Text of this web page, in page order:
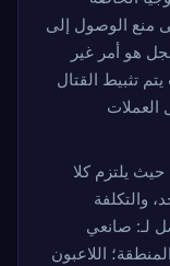
منع الوصول إلى
هو أمر غير
تثبيط القتال
حيث يلتزم كلا
والتكلفة
لـ: صانعي
اللاعبون